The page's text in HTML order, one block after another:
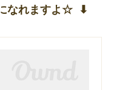
なれますよ☆ ⬇︎